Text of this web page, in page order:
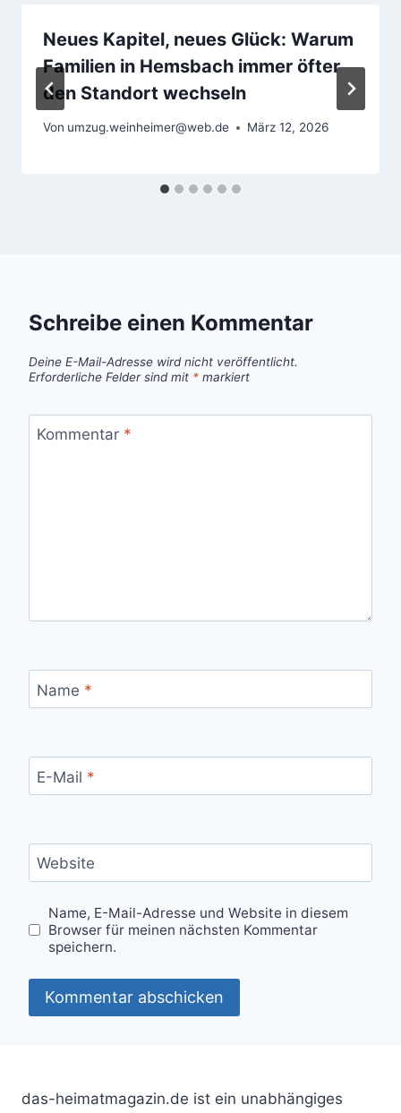
Neues Kapitel, neues Glück: Warum
Familien in Hemsbach immer öfter
den Standort wechseln
Von umzug.weinheimer@web.de März 12, 2026
Schreibe einen Kommentar
Deine E-Mail-Adresse wird nicht veröffentlicht.
Erforderliche Felder sind mit * markiert
Kommentar *
Name *
E-Mail *
Website
Name, E-Mail-Adresse und Website in diesem
Browser für meinen nächsten Kommentar
speichern.
das-heimatmagazin.de ist ein unabhängiges